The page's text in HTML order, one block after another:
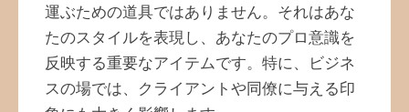
運ぶための道具ではありません。それはあな
たのスタイルを表現し、あなたのプロ意識を
反映する重要なアイテムです。特に、ビジネ
スの場では、クライアントや同僚に与える印